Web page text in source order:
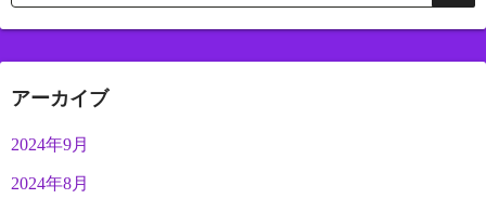
アーカイブ
2024年9月
2024年8月